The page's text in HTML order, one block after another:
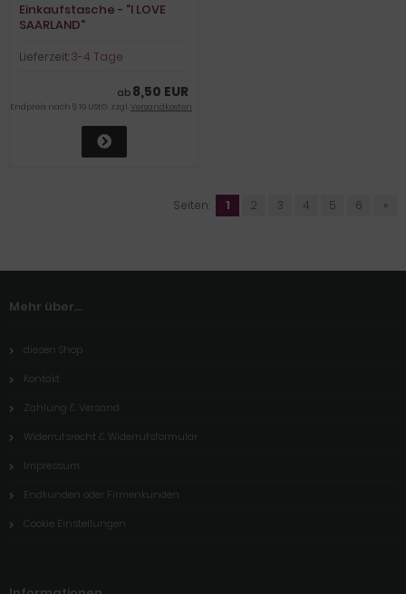
Einkaufstasche - "I LOVE
SAARLAND"
Lieferzeit:3-4 Tage
ab 8,50 EUR
Endpreis nach § 19 UStG. zzgl.Versandkosten
Seiten: 1 2 3 4 5 6 »
Mehr über...
diesen Shop
Kontakt
Zahlung & Versand
Widerrufsrecht & Widerrufsformular
Impressum
Endkunden oder Firmenkunden
Cookie Einstellungen